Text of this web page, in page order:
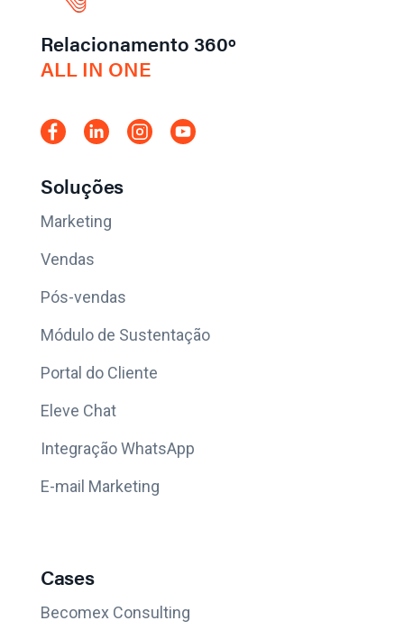
Relacionamento 360º
ALL IN ONE
Soluções
Marketing
Vendas
Pós-vendas
Módulo de Sustentação
Portal do Cliente
Eleve Chat
Integração WhatsApp
E-mail Marketing
Cases
Becomex Consulting